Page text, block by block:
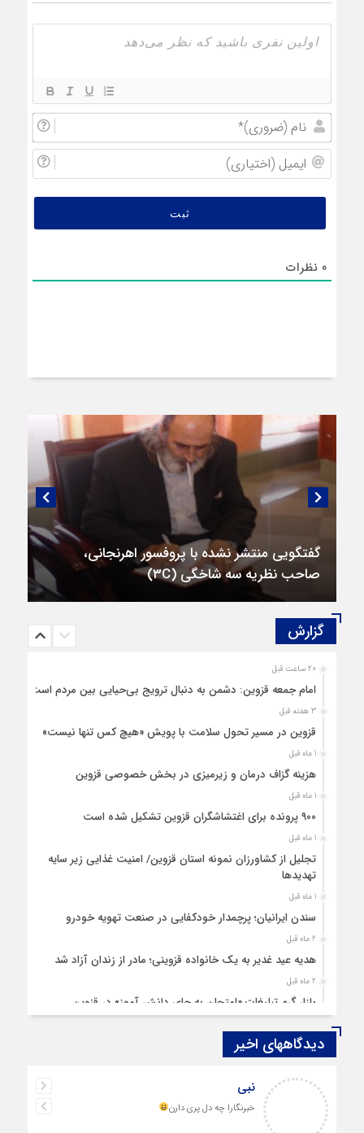
0 نظرات
گفتگویی منتشر نشده با پروفسور اهرنجانی،
صاحب نظریه سه‌ شاخگی (۳C)
گزارش‌
20 ساعت قبل
امام جمعه قزوین: دشمن به دنبال ترویج بی‌حیایی بین مردم است
3 هفته قبل
قزوین در مسیر تحول سلامت با پویش «هیچ‌ کس تنها نیست»
1 ماه قبل
هزینه‌ گزاف درمان و زیرمیزی در بخش خصوصی قزوین
1 ماه قبل
۹۰۰ پرونده برای اغتشاشگران قزوین تشکیل شده است
1 ماه قبل
تجلیل از کشاورزان نمونه استان قزوین/ امنیت غذایی زیر سایه
تهدیدها
1 ماه قبل
سندن ایرانیان؛ پرچمدار خودکفایی در صنعت تهویه خودرو
2 ماه قبل
هدیه عید غدیر به یک خانواده قزوینی؛ مادر از زندان آزاد شد
2 ماه قبل
بازار گرم تبلیغات «امتحان به جای دانش‌ آموز» در قزوین
قزوین ۱۴۰۴، گام‌هایی در سایه چالش‌ها
چهارشنبه‌ سوری بی‌غوغا
مردم قزوین زیر آوار گرانی مسکن
دیدگاههای اخیر
نبی
خبرنگارا چه دل پری دارن